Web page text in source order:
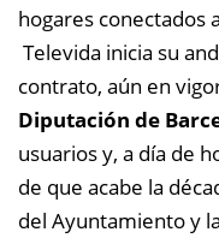
hogares conectados
Televida inicia su
contrato, aún en
Diputación de
usuarios y, a día de
de que acabe la
del Ayuntamiento y